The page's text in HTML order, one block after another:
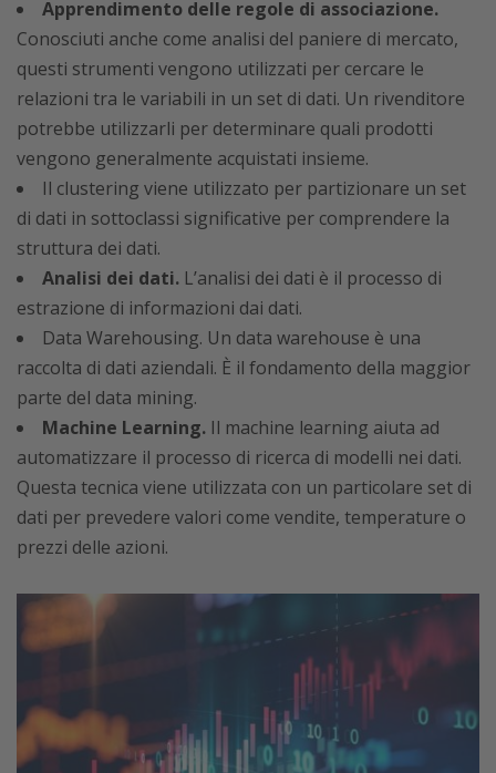
Apprendimento delle regole di associazione.
Conosciuti anche come analisi del paniere di mercato,
questi strumenti vengono utilizzati per cercare le
relazioni tra le variabili in un set di dati. Un rivenditore
potrebbe utilizzarli per determinare quali prodotti
vengono generalmente acquistati insieme.
Il clustering viene utilizzato per partizionare un set
di dati in sottoclassi significative per comprendere la
struttura dei dati.
Analisi dei dati. L’analisi dei dati è il processo di
estrazione di informazioni dai dati.
Data Warehousing. Un data warehouse è una
raccolta di dati aziendali. È il fondamento della maggior
parte del data mining.
Machine Learning. Il machine learning aiuta ad
automatizzare il processo di ricerca di modelli nei dati.
Questa tecnica viene utilizzata con un particolare set di
dati per prevedere valori come vendite, temperature o
prezzi delle azioni.